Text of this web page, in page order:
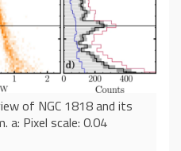
of NGC 1818 and its
a: Pixel scale: 0.04